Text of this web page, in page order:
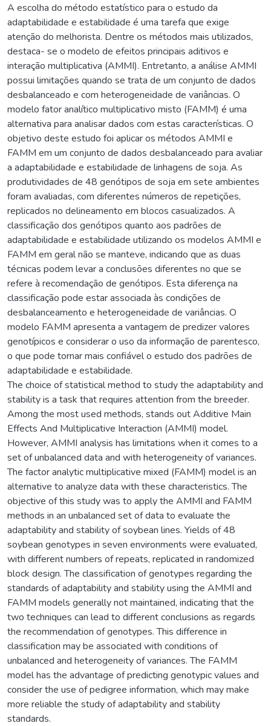
A escolha do método estatístico para o estudo da
adaptabilidade e estabilidade é uma tarefa que exige
atenção do melhorista. Dentre os métodos mais utilizados,
destaca- se o modelo de efeitos principais aditivos e
interação multiplicativa (AMMI). Entretanto, a análise AMMI
possui limitações quando se trata de um conjunto de dados
desbalanceado e com heterogeneidade de variâncias. O
modelo fator analítico multiplicativo misto (FAMM) é uma
alternativa para analisar dados com estas características. O
objetivo deste estudo foi aplicar os métodos AMMI e
FAMM em um conjunto de dados desbalanceado para avaliar
a adaptabilidade e estabilidade de linhagens de soja. As
produtividades de 48 genótipos de soja em sete ambientes
foram avaliadas, com diferentes números de repetições,
replicados no delineamento em blocos casualizados. A
classificação dos genótipos quanto aos padrões de
adaptabilidade e estabilidade utilizando os modelos AMMI e
FAMM em geral não se manteve, indicando que as duas
técnicas podem levar a conclusões diferentes no que se
refere à recomendação de genótipos. Esta diferença na
classificação pode estar associada às condições de
desbalanceamento e heterogeneidade de variâncias. O
modelo FAMM apresenta a vantagem de predizer valores
genotípicos e considerar o uso da informação de parentesco,
o que pode tornar mais confiável o estudo dos padrões de
adaptabilidade e estabilidade.
The choice of statistical method to study the adaptability and
stability is a task that requires attention from the breeder.
Among the most used methods, stands out Additive Main
Effects And Multiplicative Interaction (AMMI) model.
However, AMMI analysis has limitations when it comes to a
set of unbalanced data and with heterogeneity of variances.
The factor analytic multiplicative mixed (FAMM) model is an
alternative to analyze data with these characteristics. The
objective of this study was to apply the AMMI and FAMM
methods in an unbalanced set of data to evaluate the
adaptability and stability of soybean lines. Yields of 48
soybean genotypes in seven environments were evaluated,
with different numbers of repeats, replicated in randomized
block design. The classification of genotypes regarding the
standards of adaptability and stability using the AMMI and
FAMM models generally not maintained, indicating that the
two techniques can lead to different conclusions as regards
the recommendation of genotypes. This difference in
classification may be associated with conditions of
unbalanced and heterogeneity of variances. The FAMM
model has the advantage of predicting genotypic values and
consider the use of pedigree information, which may make
more reliable the study of adaptability and stability
standards.